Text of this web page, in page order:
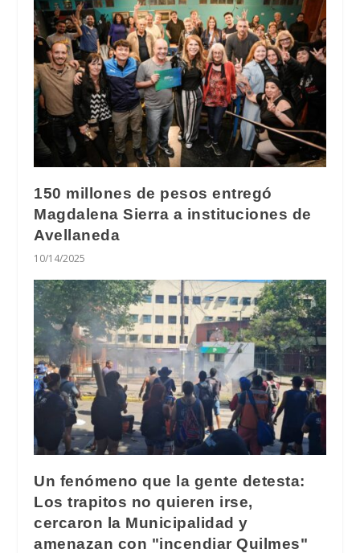
150 millones de pesos entregó
Magdalena Sierra a instituciones de
Avellaneda
10/14/2025
Un fenómeno que la gente detesta:
Los trapitos no quieren irse,
cercaron la Municipalidad y
amenazan con "incendiar Quilmes"